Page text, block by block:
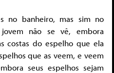
no banheiro, mas sim no
não se vê, embora
costas do espelho que ela
que as veem, e veem
seus espelhos sejam